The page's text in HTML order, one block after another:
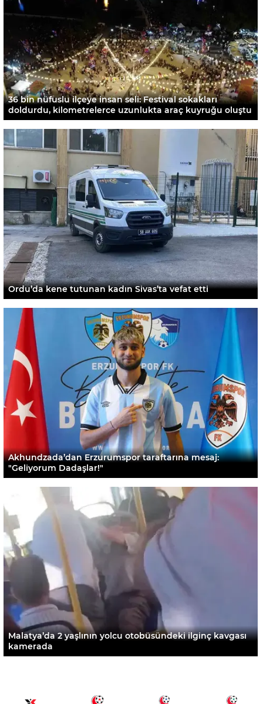
36 bin nüfuslu ilçeye insan seli: Festival sokakları
doldurdu, kilometrelerce uzunlukta araç kuyruğu oluştu
Ordu’da kene tutunan kadın Sivas’ta vefat etti
Akhundzada’dan Erzurumspor taraftarına mesaj:
"Geliyorum Dadaşlar!"
Malatya’da 2 yaşlının yolcu otobüsündeki ilginç kavgası
kamerada